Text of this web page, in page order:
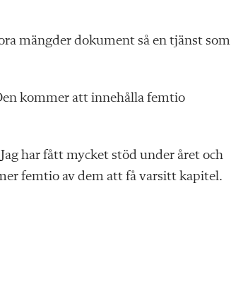
mängder dokument så en tjänst som
kommer att innehålla femtio
har fått mycket stöd under året och
femtio av dem att få varsitt kapitel.